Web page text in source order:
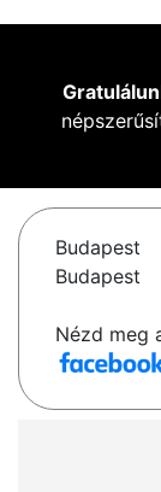
Budapest
Budapest
Nézd meg